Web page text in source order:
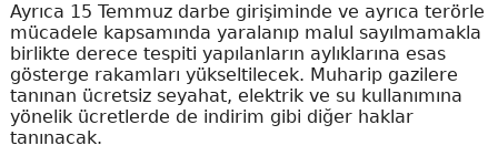
Ayrıca 15 Temmuz darbe girişiminde ve ayrıca terörle
mücadele kapsamında yaralanıp malul sayılmamakla
birlikte derece tespiti yapılanların aylıklarına esas
gösterge rakamları yükseltilecek. Muharip gazilere
tanınan ücretsiz seyahat, elektrik ve su kullanımına
yönelik ücretlerde de indirim gibi diğer haklar
tanınacak.